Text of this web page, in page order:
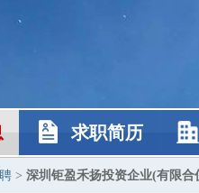
求职简历
> 深圳钜盈禾扬投资企业(有限